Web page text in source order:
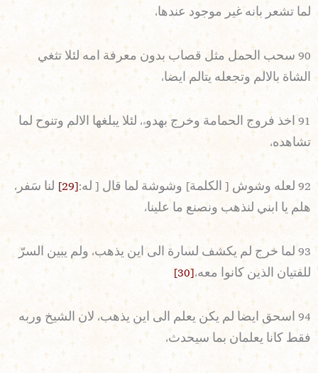
لما تشعر بانه غير موجود عندها،
90 سحب الحمل مثل قصاب بدون معرفة امه لئلا تثغي
الشاة بالالم وتجعله يتالم ايضا،
91 اخذ فروج الحمامة وخرج بهدوء، لئلا يبلغها الالم وتنوح لما
تشاهده،
92 لعله وشوش [ الكلمة] وشوشة لما قال [ له: [29]
لنا سَفر،
هلم يا ابني لنذهب ونصنع ما علينا،
93 لما خرج لم يكشف لسارة الى اين يذهب، ولم يبين السرّ
للفتيان الذين كانوا معه،[30]
94 اسحق ايضا لم يكن يعلم الى اين يذهب، لان الشيخ وربه
فقط كانا يعلمان بما سيحدث،